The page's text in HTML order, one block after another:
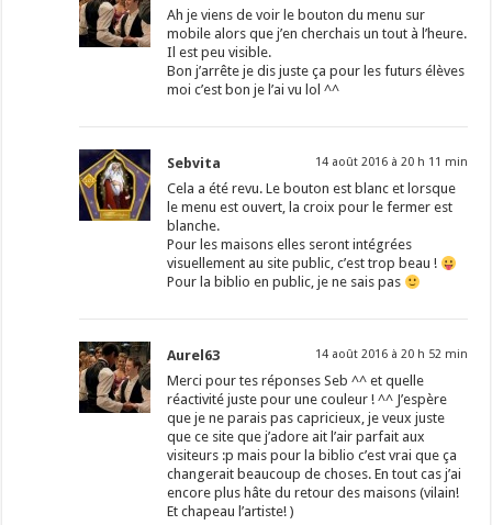
Ah je viens de voir le bouton du menu sur
mobile alors que j’en cherchais un tout à l’heure.
Il est peu visible.
Bon j’arrête je dis juste ça pour les futurs élèves
moi c’est bon je l’ai vu lol ^^
Sebvita 14 août 2016 à 20 h 11 min
Cela a été revu. Le bouton est blanc et lorsque
le menu est ouvert, la croix pour le fermer est
blanche.
Pour les maisons elles seront intégrées
visuellement au site public, c’est trop beau !
Pour la biblio en public, je ne sais pas
Aurel63 14 août 2016 à 20 h 52 min
Merci pour tes réponses Seb ^^ et quelle
réactivité juste pour une couleur ! ^^ J’espère
que je ne parais pas capricieux, je veux juste
que ce site que j’adore ait l’air parfait aux
visiteurs :p mais pour la biblio c’est vrai que ça
changerait beaucoup de choses. En tout cas j’ai
encore plus hâte du retour des maisons (vilain!
Et chapeau l’artiste! )